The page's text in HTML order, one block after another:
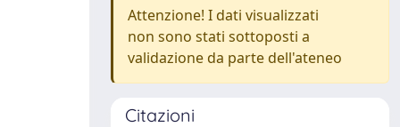
Attenzione! I dati visualizzati
non sono stati sottoposti a
validazione da parte dell'ateneo
Citazioni